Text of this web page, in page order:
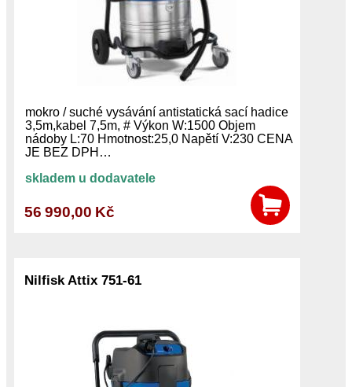
mokro / suché vysávání antistatická sací hadice
3,5m,kabel 7,5m, # Výkon W:1500 Objem
nádoby L:70 Hmotnost:25,0 Napětí V:230 CENA
JE BEZ DPH…
skladem u dodavatele
56 990,00 Kč
Nilfisk Attix 751-61